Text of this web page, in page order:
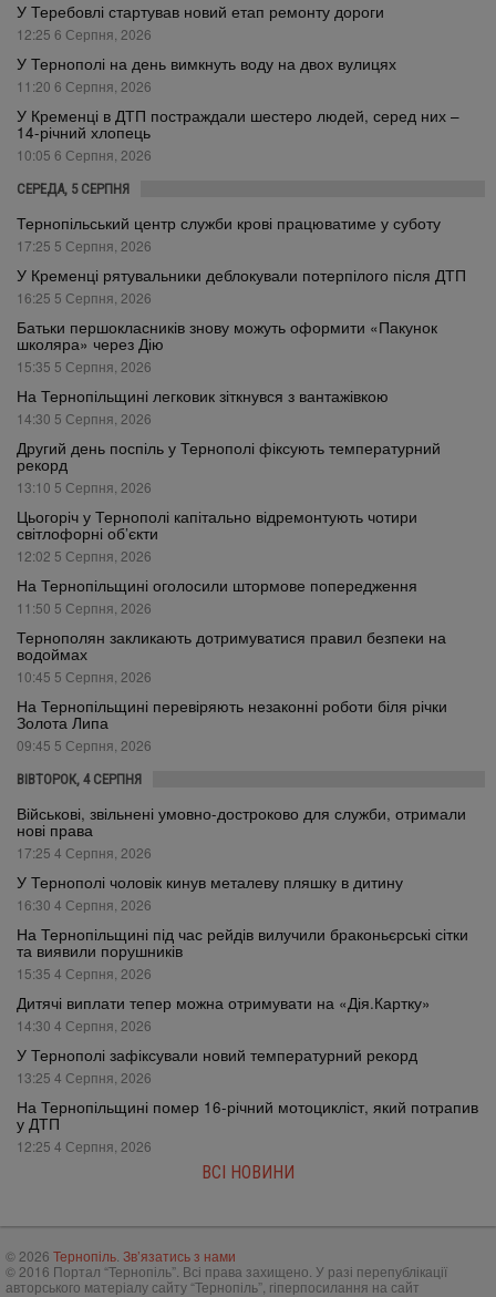
У Теребовлі стартував новий етап ремонту дороги
12:25 6 Серпня, 2026
У Тернополі на день вимкнуть воду на двох вулицях
11:20 6 Серпня, 2026
У Кременці в ДТП постраждали шестеро людей, серед них –
14-річний хлопець
10:05 6 Серпня, 2026
СЕРЕДА, 5 СЕРПНЯ
Тернопільський центр служби крові працюватиме у суботу
17:25 5 Серпня, 2026
У Кременці рятувальники деблокували потерпілого після ДТП
16:25 5 Серпня, 2026
Батьки першокласників знову можуть оформити «Пакунок
школяра» через Дію
15:35 5 Серпня, 2026
На Тернопільщині легковик зіткнувся з вантажівкою
14:30 5 Серпня, 2026
Другий день поспіль у Тернополі фіксують температурний
рекорд
13:10 5 Серпня, 2026
Цьогоріч у Тернополі капітально відремонтують чотири
світлофорні об’єкти
12:02 5 Серпня, 2026
На Тернопільщині оголосили штормове попередження
11:50 5 Серпня, 2026
Тернополян закликають дотримуватися правил безпеки на
водоймах
10:45 5 Серпня, 2026
На Тернопільщині перевіряють незаконні роботи біля річки
Золота Липа
09:45 5 Серпня, 2026
ВІВТОРОК, 4 СЕРПНЯ
Військові, звільнені умовно-достроково для служби, отримали
нові права
17:25 4 Серпня, 2026
У Тернополі чоловік кинув металеву пляшку в дитину
16:30 4 Серпня, 2026
На Тернопільщині під час рейдів вилучили браконьєрські сітки
та виявили порушників
15:35 4 Серпня, 2026
Дитячі виплати тепер можна отримувати на «Дія.Картку»
14:30 4 Серпня, 2026
У Тернополі зафіксували новий температурний рекорд
13:25 4 Серпня, 2026
На Тернопільщині помер 16-річний мотоцикліст, який потрапив
у ДТП
12:25 4 Серпня, 2026
ВСІ НОВИНИ
© 2026 Тернопіль Зв’язатись з нами
© 2016 Портал “Тернопіль”. Всі права захищено. У разі перепублікації
авторського матеріалу сайту “Тернопіль”, гіперпосилання на сайт